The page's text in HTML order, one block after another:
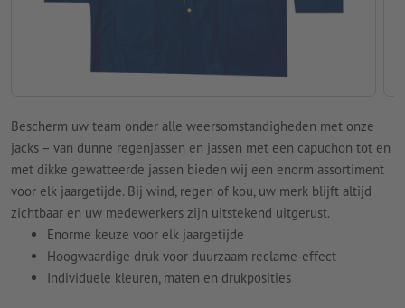
Bescherm uw team onder alle weersomstandigheden met onze
jacks – van dunne regenjassen en jassen met een capuchon tot en
met dikke gewatteerde jassen bieden wij een enorm assortiment
voor elk jaargetijde. Bij wind, regen of kou, uw merk blijft altijd
zichtbaar en uw medewerkers zijn uitstekend uitgerust.
Enorme keuze voor elk jaargetijde
Hoogwaardige druk voor duurzaam reclame-effect
Individuele kleuren, maten en drukposities